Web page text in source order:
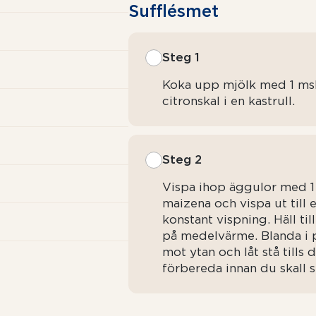
Sufflésmet
Steg 1
Koka upp mjölk med 1
citronskal i en kastrull.
Steg 2
Vispa ihop äggulor med
maizena och vispa ut till
konstant vispning. Häll
på medelvärme. Blanda i
mot ytan och låt stå tills
förbereda innan du skall